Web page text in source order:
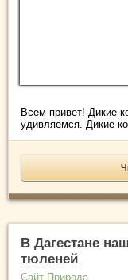
Всем привет! Дикие
удивляемся. Дикие
В Дагестане
тюленей
Сайт Природа